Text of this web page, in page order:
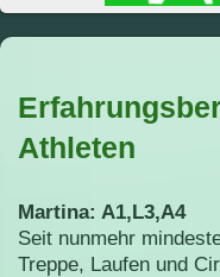
Athleten
Martina: A1,L3,A4
Seit nunmehr
Treppe, Laufen und